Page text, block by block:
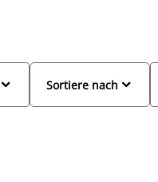
von guter
die dir
 
Sortiere nach